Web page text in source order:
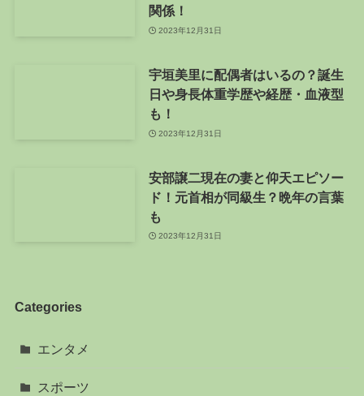
関係！
2023年12月31日
宇垣美里に配偶者はいるの？誕生
日や身長体重学歴や経歴・血液型
も！
2023年12月31日
安部譲二現在の妻と仰天エピソー
ド！元首相が同級生？晩年の言葉
も
2023年12月31日
Categories
エンタメ
スポーツ